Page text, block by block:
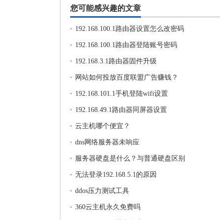
您可能感兴趣的文章
192.168.100.1路由器设置怎么改密码
192.168.100.1路由器登陆账号密码
192.168.3.1路由器固件升级
网站如何投放百度联盟广告赚钱？
192.168.101.1手机登陆wifi设置
192.168.49.1路由器同屏器设置
云主机哪个便宜？
dns网络服务器未响应
服务器硬盘是什么？与普通硬盘区别
无法登录192.168.5.1的原因
ddos压力测试工具
360云主机永久免费吗